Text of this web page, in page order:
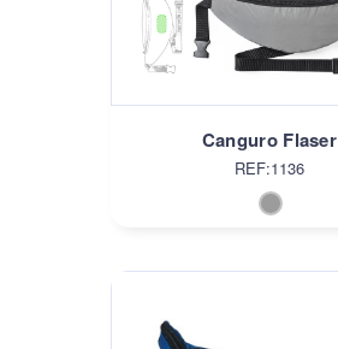
Canguro Flaser
REF:1136